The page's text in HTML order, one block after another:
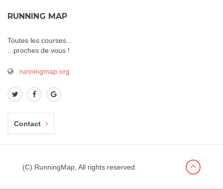
RUNNING MAP
Toutes les courses...
...proches de vous !
runningmap.org
Contact
(C) RunningMap, All rights reserved.